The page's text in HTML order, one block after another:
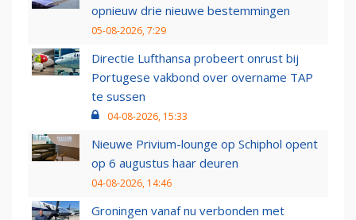
opnieuw drie nieuwe bestemmingen
05-08-2026, 7:29
Directie Lufthansa probeert onrust bij
Portugese vakbond over overname TAP
te sussen
04-08-2026, 15:33
Nieuwe Privium-lounge op Schiphol opent
op 6 augustus haar deuren
04-08-2026, 14:46
Groningen vanaf nu verbonden met